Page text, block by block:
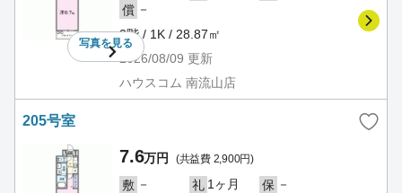
写真を見る
償 －
2階 / 1K / 28.87㎡
2026/08/09 更新
ハウスコム 南流山店
205号室
7.6万円 (共益費 2,900円)
敷 － 礼 1ヶ月 保 －